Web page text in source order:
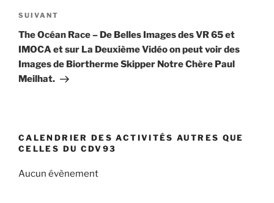
Article
suivant
SUIVANT
The Océan Race – De Belles Images des VR 65 et
IMOCA et sur La Deuxième Vidéo on peut voir des
Images de Biortherme Skipper Notre Chère Paul
Meilhat.
CALENDRIER DES ACTIVITÉS AUTRES QUE
CELLES DU CDV93
Aucun évènement